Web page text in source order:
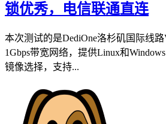
锁优秀，电信联通直连
本次测试的是DediOne洛杉矶国际线
1Gbps带宽网络，提供Linux和
镜像选择，支持...